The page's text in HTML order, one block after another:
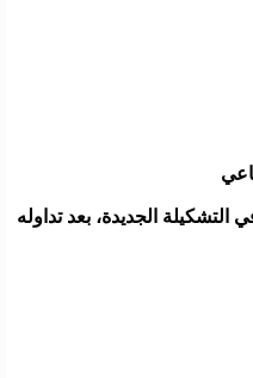
الجديدة، بعد تداوله